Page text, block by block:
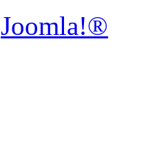
Joomla!®